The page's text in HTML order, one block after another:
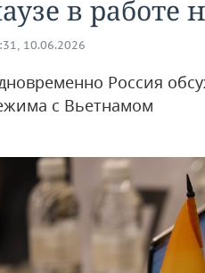
в работе
10.06.2026
Россия
с Вьетнамом